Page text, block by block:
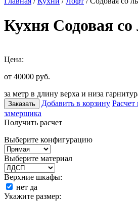
Кухня Содовая со
Цена:
от 40000 руб.
за метр в длину верха и низа
Заказать Добавить в корзину
замерщика
Получить расчет
Выберите конфигурацию
Выберите материал
Верхние шкафы:
нет да
Укажите размер: